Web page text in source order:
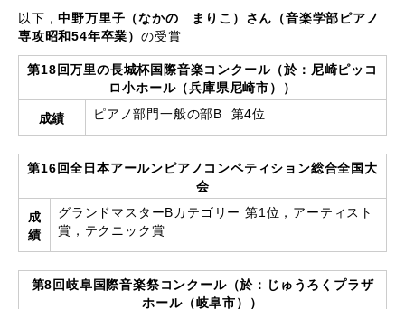
以下，中野万里子（なかの まりこ）さん（音楽学部ピアノ
専攻昭和54年卒業） の受賞
第18回万里の長城杯国際音楽コンクール（於：尼崎ピッコ
ロ小ホール（兵庫県尼崎市））
成績 ピアノ部門一般の部B 第4位
第16回全日本アールンピアノコンペティション総合全国大
会
成
績
グランドマスターBカテゴリー 第1位，アーティスト
賞，テクニック賞
第8回岐阜国際音楽祭コンクール（於：じゅうろくプラザ
ホール（岐阜市））